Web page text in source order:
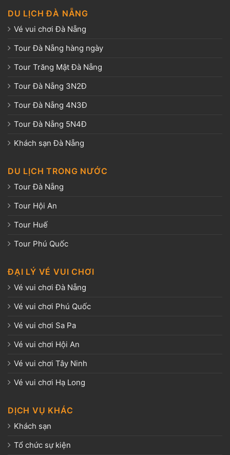
DU LỊCH ĐÀ NẴNG
Vé vui chơi Đà Nẵng
Tour Đà Nẵng hàng ngày
Tour Trăng Mật Đà Nẵng
Tour Đà Nẵng 3N2Đ
Tour Đà Nẵng 4N3Đ
Tour Đà Nẵng 5N4Đ
Khách sạn Đà Nẵng
DU LỊCH TRONG NƯỚC
Tour Đà Nẵng
Tour Hội An
Tour Huế
Tour Phú Quốc
ĐẠI LÝ VÉ VUI CHƠI
Vé vui chơi Đà Nẵng
Vé vui chơi Phú Quốc
Vé vui chơi Sa Pa
Vé vui chơi Hội An
Vé vui chơi Tây Ninh
Vé vui chơi Hạ Long
DỊCH VỤ KHÁC
Khách sạn
Tổ chức sự kiện